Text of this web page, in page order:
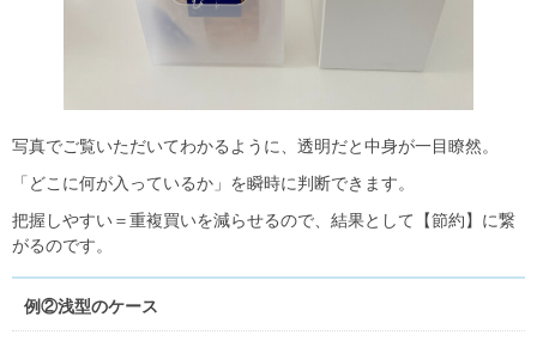
写真でご覧いただいてわかるように、透明だと中身が一目瞭然。
「どこに何が入っているか」を瞬時に判断できます。
把握しやすい＝重複買いを減らせるので、結果として【節約】に繋
がるのです。
例②浅型のケース